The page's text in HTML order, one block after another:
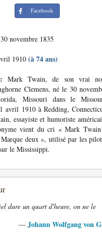
Facebook
30 novembre 1835
1910 (à 74 ans)
Mark Twain, de son vrai
Clemens, né le 30
Missouri dans le
avril 1910 à Redding,
essayiste et humoriste
vient du cri « Mark
deux », utilisé par les
le Mississippi.
dure un quart d'heure, on ne le
— Johann Wolfgang von